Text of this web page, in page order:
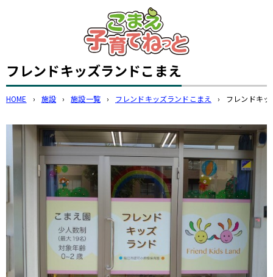
このページの本文へ
フレンドキッズランドこまえ
HOME › 施設 › 施設一覧 › フレンドキッズランドこまえ › フレンドキ